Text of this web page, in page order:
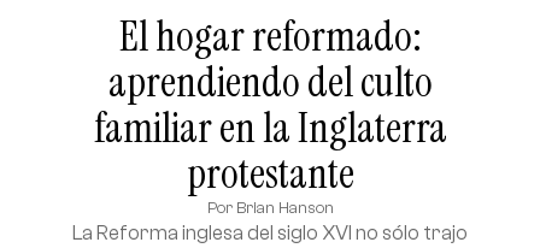
El hogar reformado:
aprendiendo del culto
familiar en la Inglaterra
protestante
Por Brian Hanson
La Reforma inglesa del siglo XVI no sólo trajo